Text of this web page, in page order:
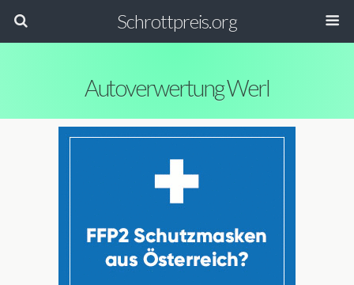
Schrottpreis.org
Autoverwertung Werl